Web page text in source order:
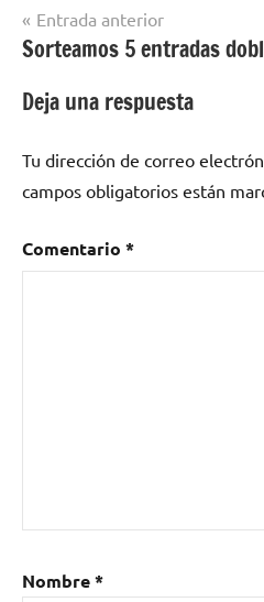
Navegación
de
entradas
Entrada anterior
Sorteamos 5 entradas
Deja una respuesta
Tu dirección de correo
campos obligatorios están
Comentario *
Nombre*